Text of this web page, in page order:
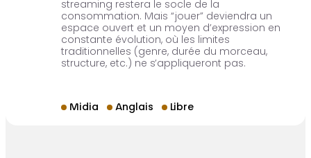
streaming restera le socle de la
consommation. Mais “jouer” deviendra un
espace ouvert et un moyen d’expression en
constante évolution, où les limites
traditionnelles (genre, durée du morceau,
structure, etc.) ne s’appliqueront pas.
Midia Anglais Libre